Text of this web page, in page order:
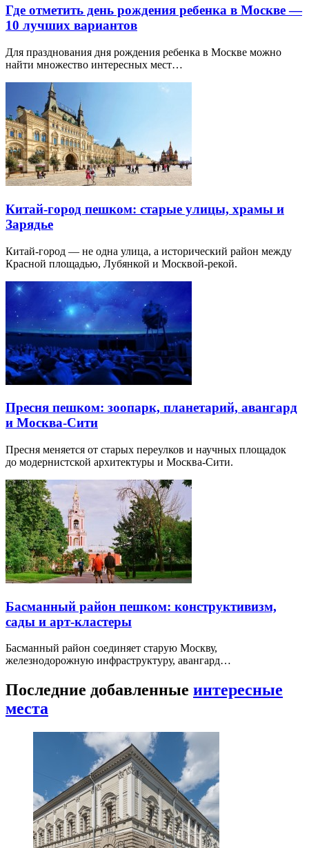
Где отметить день рождения ребенка в Москве —
10 лучших вариантов
Для празднования дня рождения ребенка в Москве можно
найти множество интересных мест…
Китай-город пешком: старые улицы, храмы и
Зарядье
Китай-город — не одна улица, а исторический район между
Красной площадью, Лубянкой и Москвой-рекой.
Пресня пешком: зоопарк, планетарий, авангард
и Москва-Сити
Пресня меняется от старых переулков и научных площадок
до модернистской архитектуры и Москва-Сити.
Басманный район пешком: конструктивизм,
сады и арт-кластеры
Басманный район соединяет старую Москву,
железнодорожную инфраструктуру, авангард…
Последние добавленные интересные
места